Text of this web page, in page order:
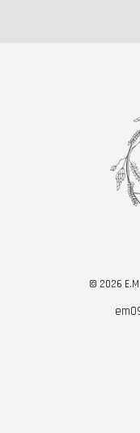
© 2026 E.M